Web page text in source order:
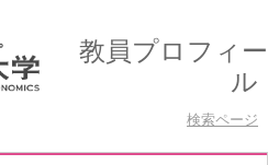
教員プロフィー
ル
検索ページ